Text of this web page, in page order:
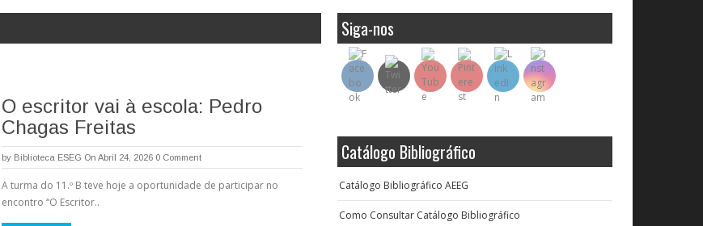
O escritor vai à escola: Pedro
Chagas Freitas
by Biblioteca ESEG On Abril 24, 2026 0 Comment
A turma do 11.º B teve hoje a oportunidade de participar no
encontro “O Escritor..
Siga-nos
Catálogo Bibliográfico
Catálogo Bibliográfico AEEG
Como Consultar Catálogo Bibliográfico